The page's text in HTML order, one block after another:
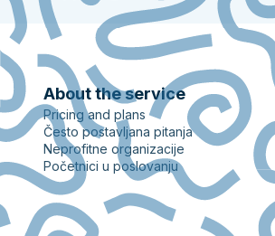
About the service
Pricing and plans
Često postavljana pitanja
Neprofitne organizacije
Početnici u poslovanju